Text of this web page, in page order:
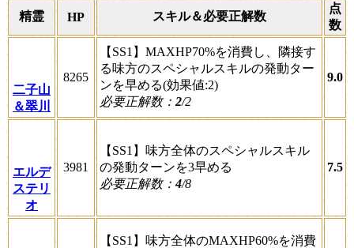
精霊 HP スキル＆必要正解数
点
数
二子山
＆翠川
8265
【SS1】MAXHP70%を消費し、隣接す
る味方のスペシャルスキルの発動ター
ンを早める(効果値:2)
必要正解数： 2/2
9.0
エルデ
ステリ
オ
3981
【SS1】味方全体のスペシャルスキル
の発動ターンを3早める
必要正解数：4/8
7.5
【SS1】味方全体のMAXHP60%を消費